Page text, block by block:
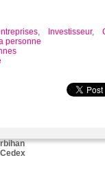
, Investisseur,
personne